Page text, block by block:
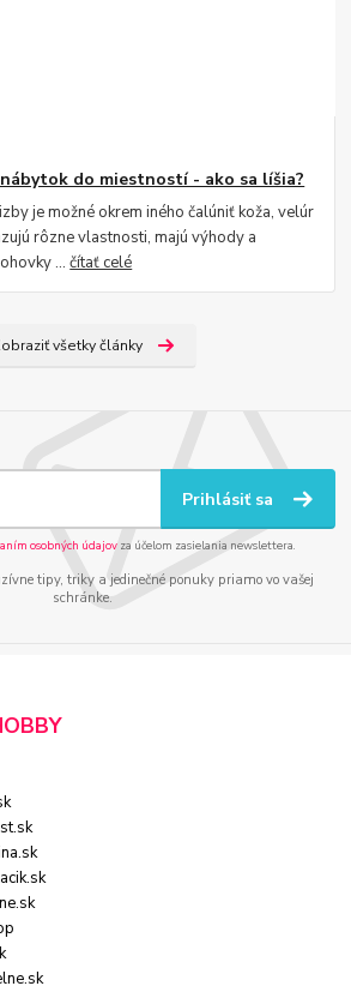
do miestností - ako sa líšia?
je možné okrem iného čalúniť koža, velúr
rôzne vlastnosti, majú výhody a
...čítať celé
všetky články
Prihlásiť sa
osobných údajov za účelom zasielania newslettera.
tipy, triky a jedinečné ponuky priamo vo vašej
schránke.